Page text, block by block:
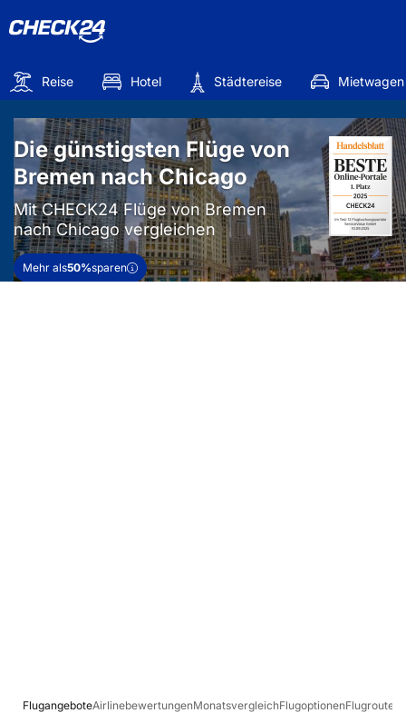
Reise Hotel Städtereise Mietwagen
Die günstigsten Flüge von
Bremen nach Chicago
Mit CHECK24 Flüge von Bremen
nach Chicago vergleichen
Mehr als50%sparen
FlugangeboteAirlinebewertungenMonatsvergleichFlugoptionenFlugrouten